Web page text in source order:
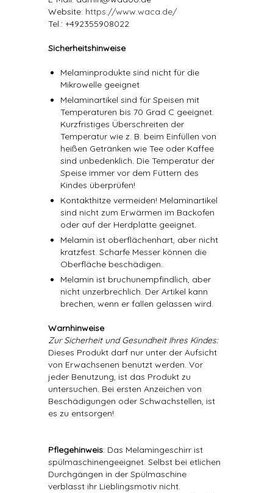
Website: https://www.waca.de/
Tel.: +492355908022
Sicherheitshinweise
Melaminprodukte sind nicht für die
Mikrowelle geeignet
Melaminartikel sind für Speisen mit
Temperaturen bis 70 Grad C geeignet.
Kurzfristiges Überschreiten der
Temperatur wie z. B. beim Einfüllen von
heißen Getränken wie Tee oder Kaffee
sind unbedenklich. Die Temperatur der
Speise immer vor dem Füttern des
Kindes überprüfen!
Kontakthitze vermeiden! Melaminartikel
sind nicht zum Erwärmen im Backofen
oder auf der Herdplatte geeignet.
Melamin ist oberflächenhart, aber nicht
kratzfest. Scharfe Messer können die
Oberfläche beschädigen.
Melamin ist bruchunempfindlich, aber
nicht unzerbrechlich. Der Artikel kann
brechen, wenn er fallen gelassen wird.
Warnhinweise
Zur Sicherheit und Gesundheit Ihres Kindes:
Dieses Produkt darf nur unter der Aufsicht
von Erwachsenen benutzt werden. Vor
jeder Benutzung, ist das Produkt zu
untersuchen. Bei ersten Anzeichen von
Beschädigungen oder Schwachstellen, ist
es zu entsorgen!
Pflegehinweis: Das Melamingeschirr ist
spülmaschinengeeignet. Selbst bei etlichen
Durchgängen in der Spülmaschine
verblasst ihr Lieblingsmotiv nicht.